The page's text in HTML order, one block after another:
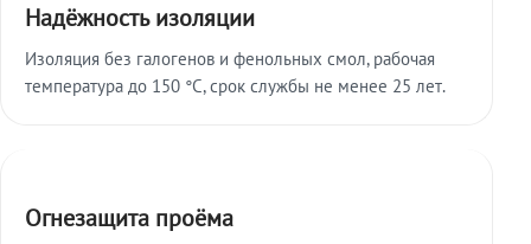
Надёжность изоляции
Изоляция без галогенов и фенольных смол, рабочая
температура до 150 °C, срок службы не менее 25 лет.
Огнезащита проёма